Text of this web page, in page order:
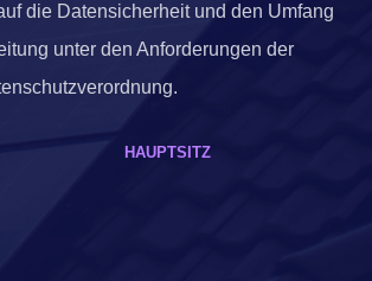
die Datensicherheit und den Umfang
unter den Anforderungen der
HAUPTSITZ